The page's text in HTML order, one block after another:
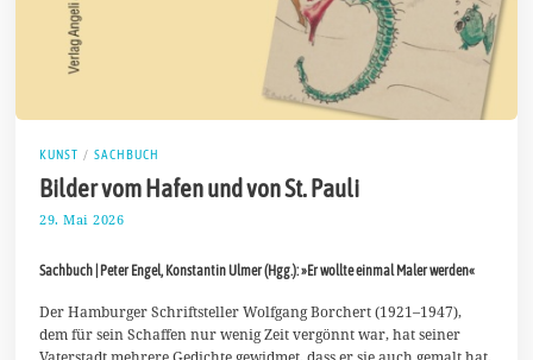
KUNST / SACHBUCH
Bilder vom Hafen und von St. Pauli
29. Mai 2026
u
i
2
0
Sachbuch | Peter Engel, Konstantin Ulmer (Hgg.): »Er wollte einmal Maler werden«
Der Hamburger Schriftsteller Wolfgang Borchert (1921–1947),
dem für sein Schaffen nur wenig Zeit vergönnt war, hat seiner
Vaterstadt mehrere Gedichte gewidmet, dass er sie auch gemalt hat,